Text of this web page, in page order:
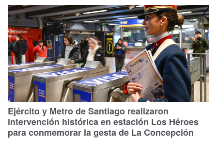
Ejército y Metro de Santiago realizaron
intervención histórica en estación Los Héroes
para conmemorar la gesta de La Concepción